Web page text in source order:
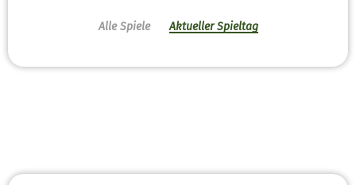
Alle Spiele Aktueller Spieltag